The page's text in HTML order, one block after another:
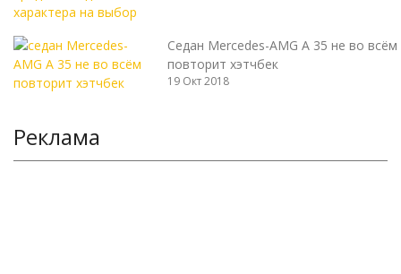
Седан Mercedes-AMG A 35 не во всём
повторит хэтчбек
19 Окт 2018
Реклама